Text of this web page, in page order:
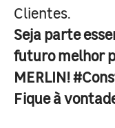
Clientes.
Seja parte
futuro melhor
MERLIN!
Fique à